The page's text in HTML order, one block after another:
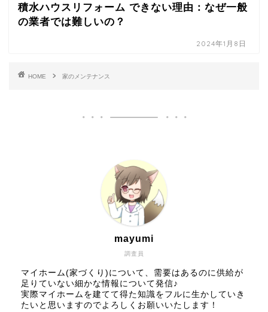
積水ハウスリフォーム できない理由：なぜ一般
の業者では難しいの？
2024年1月8日
HOME 家のメンテナンス
調査員
mayumi
マイホーム(家づくり)について、需要はあるのに供給が
足りていない細かな情報について発信♪
実際マイホームを建てて得た知識をフルに生かしていき
たいと思いますのでよろしくお願いいたします！